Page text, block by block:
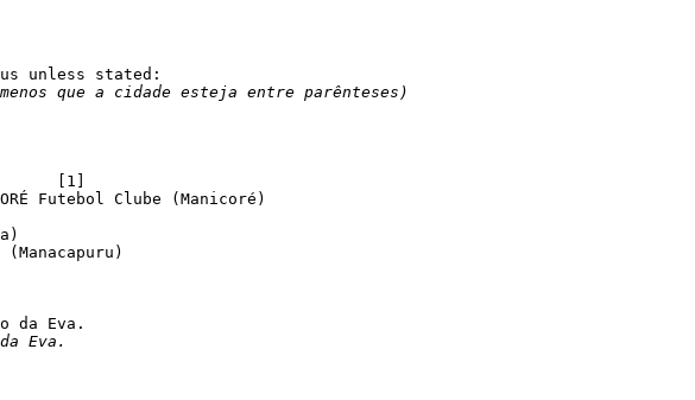
que a cidade esteja entre parênteses)
Futebol Clube (Manicoré)
(Manacapuru)
Eva.